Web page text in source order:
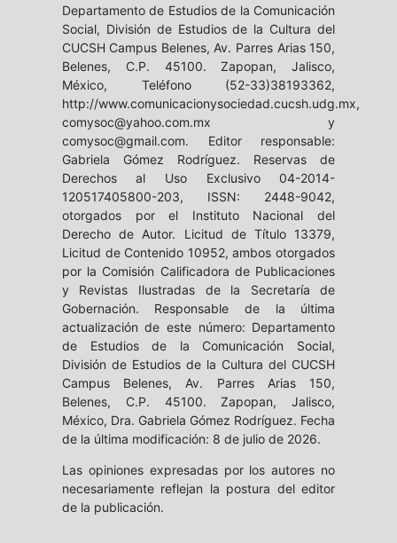
Departamento de Estudios de la Comunicación
Social, División de Estudios de la Cultura del
CUCSH Campus Belenes, Av. Parres Arias 150,
Belenes, C.P. 45100. Zapopan, Jalisco,
México, Teléfono (52-33)38193362,
http://www.comunicacionysociedad.cucsh.udg.mx,
comysoc@yahoo.com.mx y
comysoc@gmail.com. Editor responsable:
Gabriela Gómez Rodríguez. Reservas de
Derechos al Uso Exclusivo 04-2014-
120517405800-203, ISSN: 2448-9042,
otorgados por el Instituto Nacional del
Derecho de Autor. Licitud de Título 13379,
Licitud de Contenido 10952, ambos otorgados
por la Comisión Calificadora de Publicaciones
y Revistas Ilustradas de la Secretaría de
Gobernación. Responsable de la última
actualización de este número: Departamento
de Estudios de la Comunicación Social,
División de Estudios de la Cultura del CUCSH
Campus Belenes, Av. Parres Arias 150,
Belenes, C.P. 45100. Zapopan, Jalisco,
México, Dra. Gabriela Gómez Rodríguez. Fecha
de la última modificación: 8 de julio de 2026.
Las opiniones expresadas por los autores no
necesariamente reflejan la postura del editor
de la publicación.